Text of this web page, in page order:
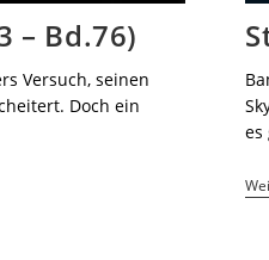
– Bd.76)
Versuch, seinen
Doch ein
es